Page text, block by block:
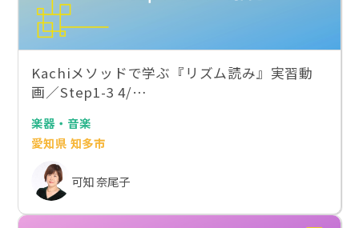
Kachiメソッドで学ぶ『リズム読み』実習動
画／Step1-3 4/…
楽器・音楽
愛知県 知多市
可知 奈尾子